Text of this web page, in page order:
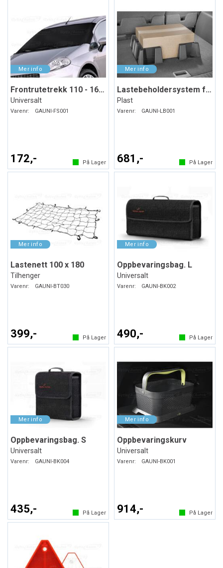
Frontrutetrekk 110 - 160 x 75 cm
Universalt
Varenr: GAUNI-FS001
172,- På Lager
Lastebeholdersystem for bagasjerommet
Plast
Varenr: GAUNI-LB001
681,- På Lager
Lastenett 100 x 180
Tilhenger
Varenr: GAUNI-BT030
399,- På Lager
Oppbevaringsbag. L
Universalt
Varenr: GAUNI-BK002
490,- På Lager
Oppbevaringsbag. S
Universalt
Varenr: GAUNI-BK004
435,- På Lager
Oppbevaringskurv
Universalt
Varenr: GAUNI-BK001
914,- På Lager